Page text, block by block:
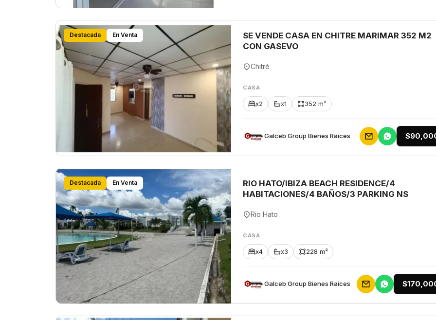
Destacada En Venta
SE VENDE CASA EN CHITRE MARIMAR 352 M2
CON GASEVO
Chitré
CASA
x2 x1 352 m²
Galceb Group Bienes Raices
Destacada En Venta
RIO HATO/IBIZA BEACH RESIDENCE/4
HABITACIONES/4 BAÑOS/3 PARKING NS
Rio Hato
CASA
x4 x3 228 m²
Galceb Group Bienes Raices